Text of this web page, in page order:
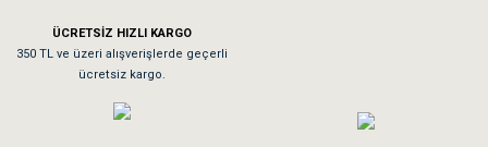
Sa**** On******
ÜCRETSİZ HIZLI KARGO
350 TL ve üzeri alışverişlerde geçerli
ücretsiz kargo.